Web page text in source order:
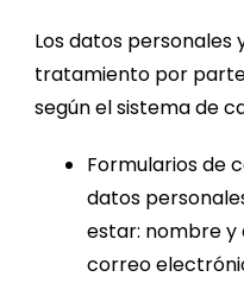
Los datos personales
tratamiento por
según el sistema de
Formularios de
datos
estar: nombre y
correo